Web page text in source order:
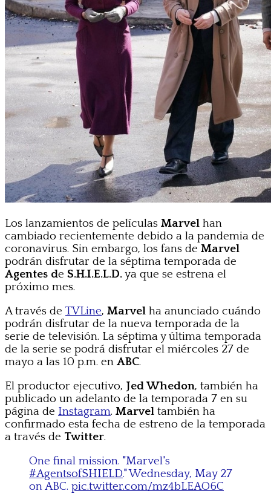
Los lanzamientos de películas Marvel han
cambiado recientemente debido a la pandemia de
coronavirus. Sin embargo, los fans de Marvel
podrán disfrutar de la séptima temporada de
Agentes de S.H.I.E.L.D.ya que se estrena el
próximo mes.
A través de TVLine, Marvel ha anunciado cuándo
podrán disfrutar de la nueva temporada de la
serie de televisión. La séptima y última temporada
de la serie se podrá disfrutar el miércoles 27 de
mayo a las 10 p.m. en ABC.
El productor ejecutivo, Jed Whedon, también ha
publicado un adelanto de la temporada 7 en su
página de Instagram. Marvel también ha
confirmado esta fecha de estreno de la temporada
a través de Twitter.
One final mission. "Marvel's
#AgentsofSHIELD." Wednesday, May 27
on ABC. pic.twitter.com/mz4bLEAO6C